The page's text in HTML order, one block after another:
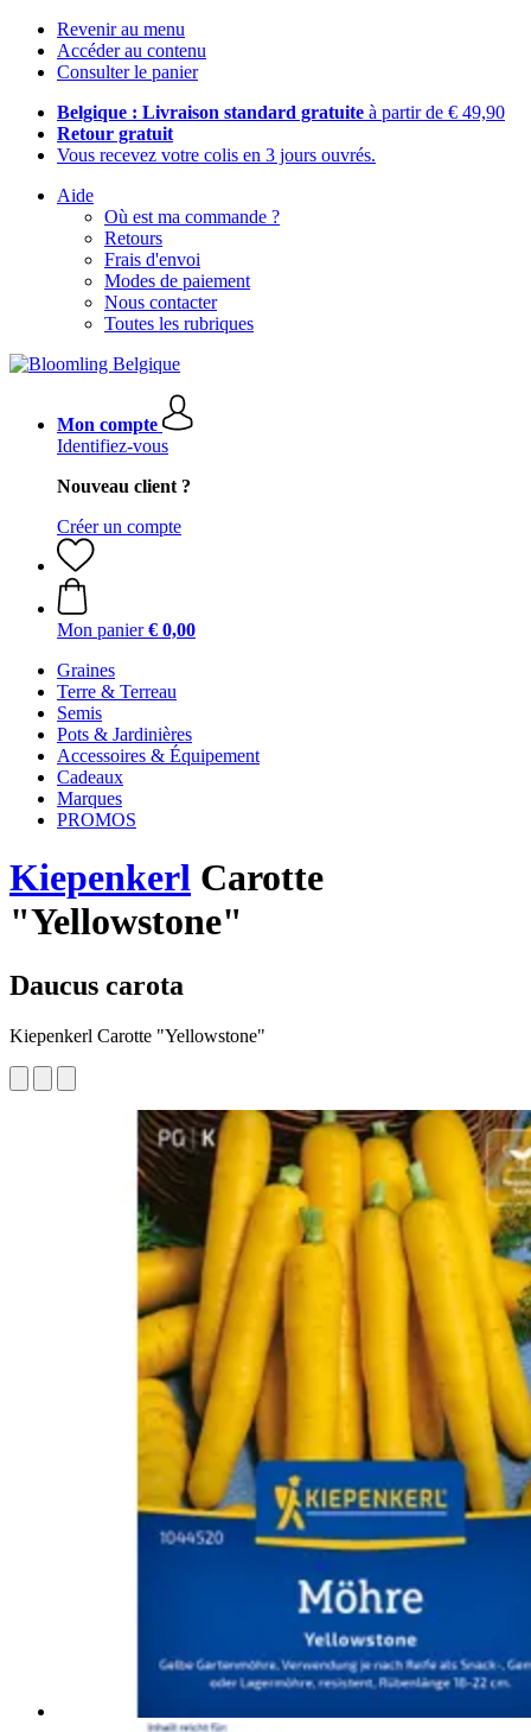
Revenir au menu
Accéder au contenu
Consulter le panier
Belgique : Livraison standard gratuite à partir de € 49,90
Retour gratuit
Vous recevez votre colis en 3 jours ouvrés.
Aide
Où est ma commande ?
Retours
Frais d'envoi
Modes de paiement
Nous contacter
Toutes les rubriques
Mon compte
Identifiez-vous
Nouveau client ?
Créer un compte
Mon panier € 0,00
Graines
Terre & Terreau
Semis
Pots & Jardinières
Accessoires & Équipement
Cadeaux
Marques
PROMOS
Kiepenkerl Carotte
"Yellowstone"
Daucus carota
Kiepenkerl Carotte "Yellowstone"